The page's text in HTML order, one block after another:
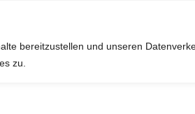
bereitzustellen und unseren
zu.